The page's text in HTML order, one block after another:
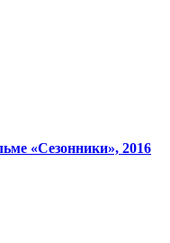
«Сезонники», 2016